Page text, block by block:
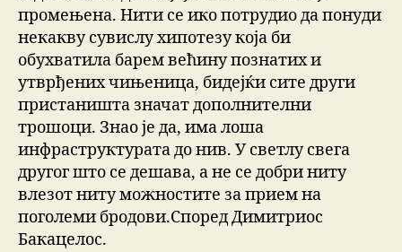
промењена. Нити се ико потрудио да понуди
некакву сувислу хипотезу која би
обухватила барем већину познатих и
утврђених чињеница, бидејќи сите други
пристаништа значат дополнителни
трошоци. Знао је да, има лоша
инфраструктурата до нив. У светлу свега
другог што се дешава, а не се добри ниту
влезот ниту можностите за прием на
поголеми бродови.Според Димитриос
Бакацелос.